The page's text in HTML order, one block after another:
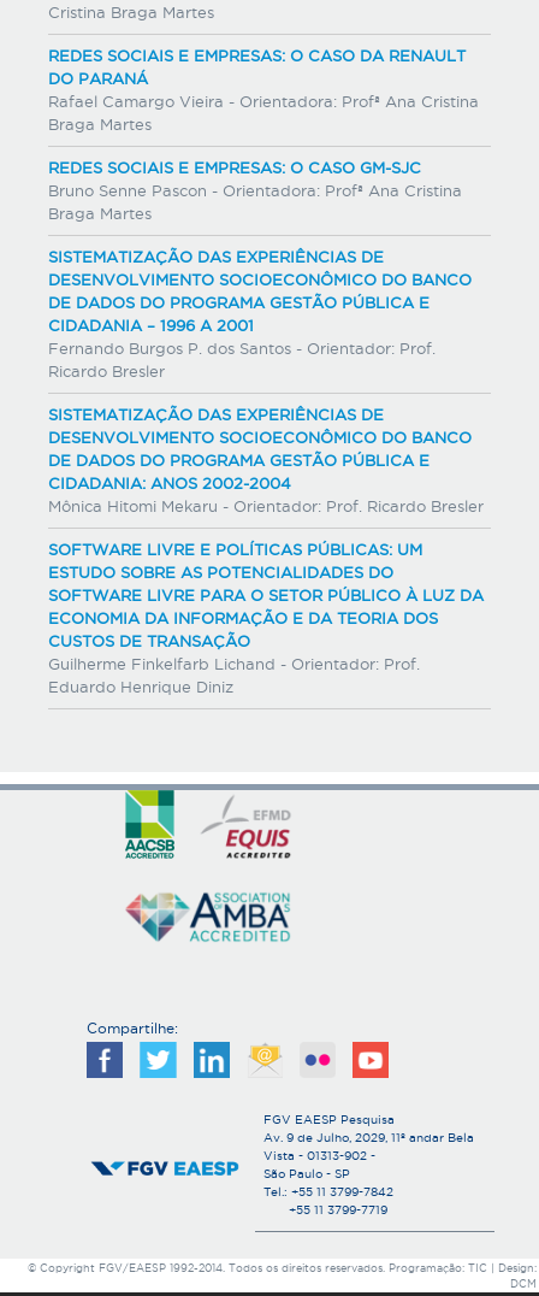
Cristina Braga Martes
REDES SOCIAIS E EMPRESAS: O CASO DA RENAULT
DO PARANÁ
Rafael Camargo Vieira - Orientadora: Profª Ana Cristina
Braga Martes
REDES SOCIAIS E EMPRESAS: O CASO GM-SJC
Bruno Senne Pascon - Orientadora: Profª Ana Cristina
Braga Martes
SISTEMATIZAÇÃO DAS EXPERIÊNCIAS DE
DESENVOLVIMENTO SOCIOECONÔMICO DO BANCO
DE DADOS DO PROGRAMA GESTÃO PÚBLICA E
CIDADANIA – 1996 A 2001
Fernando Burgos P. dos Santos - Orientador: Prof.
Ricardo Bresler
SISTEMATIZAÇÃO DAS EXPERIÊNCIAS DE
DESENVOLVIMENTO SOCIOECONÔMICO DO BANCO
DE DADOS DO PROGRAMA GESTÃO PÚBLICA E
CIDADANIA: ANOS 2002-2004
Mônica Hitomi Mekaru - Orientador: Prof. Ricardo Bresler
SOFTWARE LIVRE E POLÍTICAS PÚBLICAS: UM
ESTUDO SOBRE AS POTENCIALIDADES DO
SOFTWARE LIVRE PARA O SETOR PÚBLICO À LUZ DA
ECONOMIA DA INFORMAÇÃO E DA TEORIA DOS
CUSTOS DE TRANSAÇÃO
Guilherme Finkelfarb Lichand - Orientador: Prof.
Eduardo Henrique Diniz
Compartilhe:
FGV EAESP Pesquisa
Av. 9 de Julho, 2029, 11º andar Bela
Vista - 01313-902 -
São Paulo - SP
Tel.: +55 11 3799-7842
+55 11 3799-7719
© Copyright FGV/EAESP 1992-2014. Todos os direitos reservados. Programação: TIC | Design:
DCM